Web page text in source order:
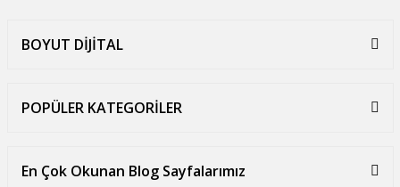
BOYUT DİJİTAL
POPÜLER KATEGORİLER
En Çok Okunan Blog Sayfalarımız